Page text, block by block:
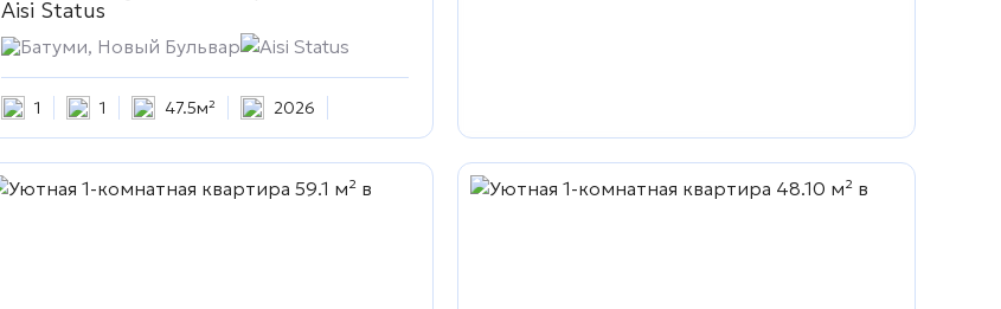
Aisi Status
Батуми, Новый Бульвар Aisi Status
1 1 47.5м² 2026